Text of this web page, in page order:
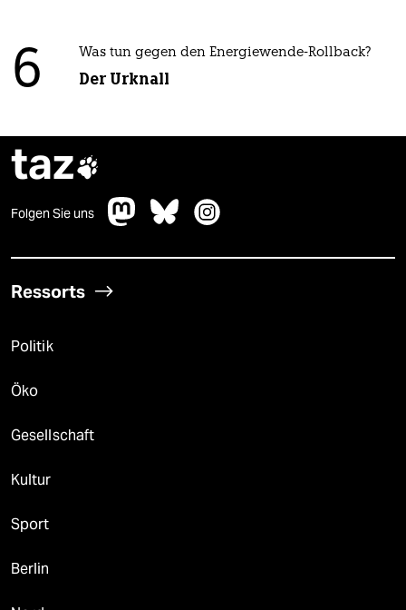
6 Was tun gegen den Energiewende-Rollback?
Der Urknall
taz
Folgen Sie uns
Ressorts
Politik
Öko
Gesellschaft
Kultur
Sport
Berlin